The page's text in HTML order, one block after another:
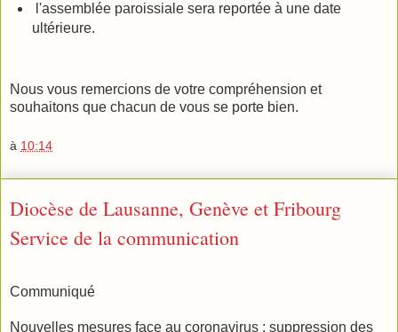
l'assemblée paroissiale sera reportée à une date
ultérieure.
Nous vous remercions de votre compréhension et
souhaitons que chacun de vous se porte bien.
à 10:14
Diocèse de Lausanne, Genève et Fribourg
Service de la communication
Communiqué
Nouvelles mesures face au coronavirus : suppression des